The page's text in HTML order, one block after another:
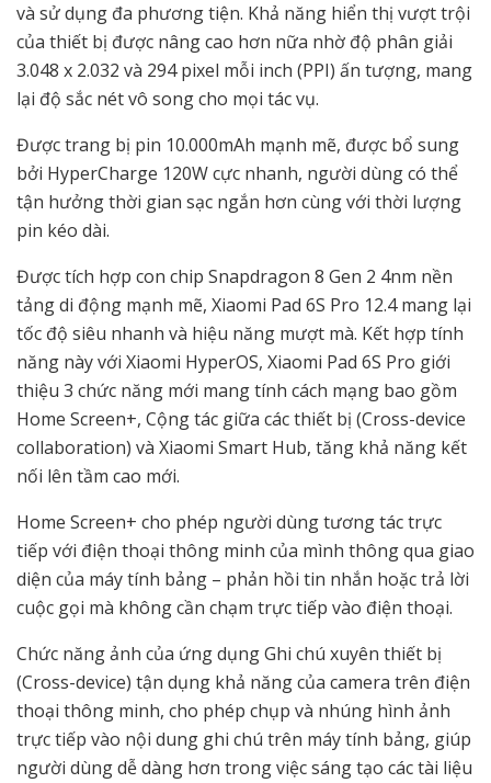
và sử dụng đa phương tiện. Khả năng hiển thị vượt trội
của thiết bị được nâng cao hơn nữa nhờ độ phân giải
3.048 x 2.032 và 294 pixel mỗi inch (PPI) ấn tượng, mang
lại độ sắc nét vô song cho mọi tác vụ.
Được trang bị pin 10.000mAh mạnh mẽ, được bổ sung
bởi HyperCharge 120W cực nhanh, người dùng có thể
tận hưởng thời gian sạc ngắn hơn cùng với thời lượng
pin kéo dài.
Được tích hợp con chip Snapdragon 8 Gen 2 4nm nền
tảng di động mạnh mẽ, Xiaomi Pad 6S Pro 12.4 mang lại
tốc độ siêu nhanh và hiệu năng mượt mà. Kết hợp tính
năng này với Xiaomi HyperOS, Xiaomi Pad 6S Pro giới
thiệu 3 chức năng mới mang tính cách mạng bao gồm
Home Screen+, Cộng tác giữa các thiết bị (Cross-device
collaboration) và Xiaomi Smart Hub, tăng khả năng kết
nối lên tầm cao mới.
Home Screen+ cho phép người dùng tương tác trực
tiếp với điện thoại thông minh của mình thông qua giao
diện của máy tính bảng – phản hồi tin nhắn hoặc trả lời
cuộc gọi mà không cần chạm trực tiếp vào điện thoại.
Chức năng ảnh của ứng dụng Ghi chú xuyên thiết bị
(Cross-device) tận dụng khả năng của camera trên điện
thoại thông minh, cho phép chụp và nhúng hình ảnh
trực tiếp vào nội dung ghi chú trên máy tính bảng, giúp
người dùng dễ dàng hơn trong việc sáng tạo các tài liệu